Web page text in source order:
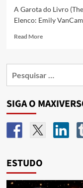
A Garota do Livro
Elenco: Emily
Read More
SIGA O
ESTUDO